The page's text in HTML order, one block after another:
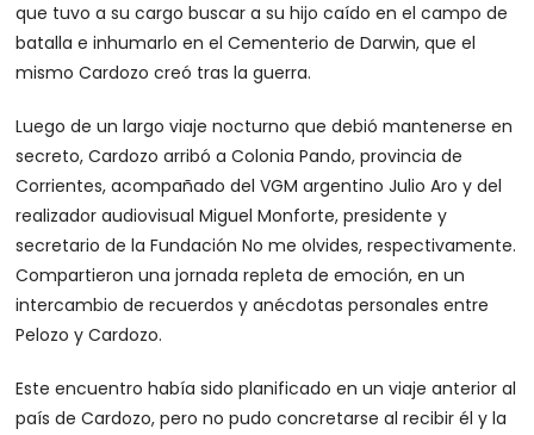
que tuvo a su cargo buscar a su hijo caído en el campo de
batalla e inhumarlo en el Cementerio de Darwin, que el
mismo Cardozo creó tras la guerra.
Luego de un largo viaje nocturno que debió mantenerse en
secreto, Cardozo arribó a Colonia Pando, provincia de
Corrientes, acompañado del VGM argentino Julio Aro y del
realizador audiovisual Miguel Monforte, presidente y
secretario de la Fundación No me olvides, respectivamente.
Compartieron una jornada repleta de emoción, en un
intercambio de recuerdos y anécdotas personales entre
Pelozo y Cardozo.
Este encuentro había sido planificado en un viaje anterior al
país de Cardozo, pero no pudo concretarse al recibir él y la